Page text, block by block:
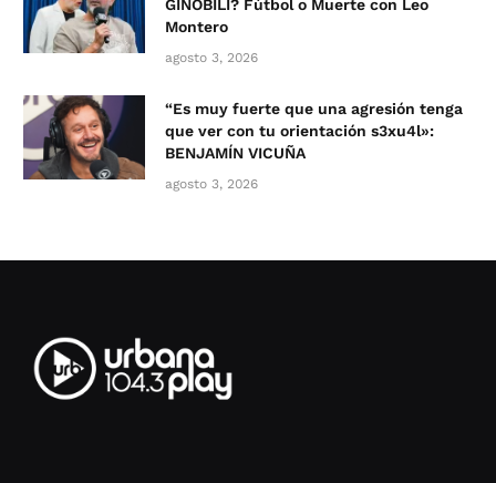
GINÓBILI? Fútbol o Muerte con Leo
Montero
agosto 3, 2026
“Es muy fuerte que una agresión tenga
que ver con tu orientación s3xu4l»:
BENJAMÍN VICUÑA
agosto 3, 2026